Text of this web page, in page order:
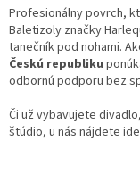
Profesionálny povrch,
Baletizoly značky
tanečník pod nohami.
Českú republiku
odbornú podporu bez
Či už vybavujete
štúdio, u nás nájdete